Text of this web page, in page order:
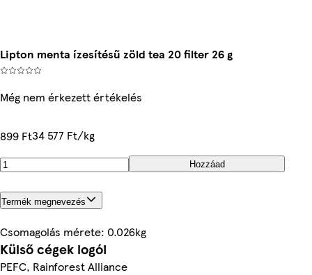
Lipton menta ízesítésű zöld tea 20 filter 26 g
Még nem érkezett értékelés
899 Ft34 577 Ft/kg
Hozzáad
Termék megnevezés
Csomagolás mérete: 0.026kg
Külső cégek logói
PEFC, Rainforest Alliance